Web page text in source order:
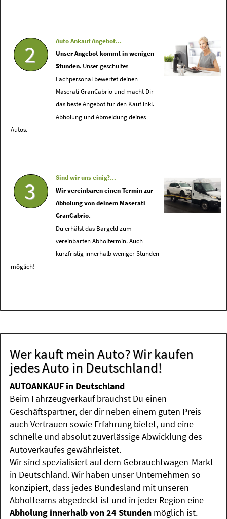
2
Auto Ankauf Angebot...
Unser Angebot kommt in wenigen
Stunden. Unser geschultes
Fachpersonal bewertet deinen
Maserati GranCabrio und macht Dir
das beste Angebot für den Kauf inkl.
Abholung und Abmeldung deines
Autos.
3
Sind wir uns einig?...
Wir vereinbaren einen Termin zur
Abholung von deinem Maserati
GranCabrio.
Du erhälst das Bargeld zum
vereinbarten Abholtermin. Auch
kurzfristig innerhalb weniger Stunden
möglich!
Wer kauft mein Auto? Wir kaufen
jedes Auto in Deutschland!
AUTOANKAUF in Deutschland
Beim Fahrzeugverkauf brauchst Du einen
Geschäftspartner, der dir neben einem guten Preis
auch Vertrauen sowie Erfahrung bietet, und eine
schnelle und absolut zuverlässige Abwicklung des
Autoverkaufes gewährleistet.
Wir sind spezialisiert auf dem Gebrauchtwagen-Markt
in Deutschland. Wir haben unser Unternehmen so
konzipiert, dass jedes Bundesland mit unseren
Abholteams abgedeckt ist und in jeder Region eine
Abholung innerhalb von 24 Stunden möglich ist.